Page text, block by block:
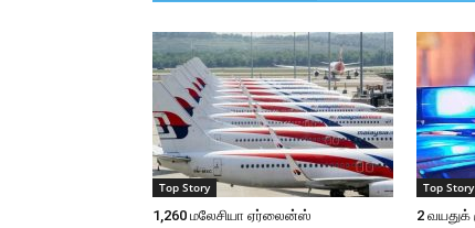
Top Story
1,260 மலேசியா ஏர்லைன்ஸ்
Top Story
2 வயதுக்